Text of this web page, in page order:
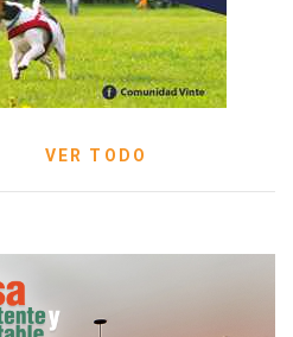
VER TODO